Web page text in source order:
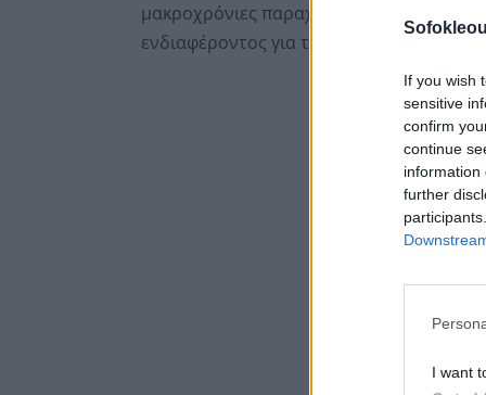
If you wish
sensitive
confirm
continue
information
further
I want
μακροχρόνιες παραχωρήσεις και σε
ενδιαφέροντος για τα ξύλινα